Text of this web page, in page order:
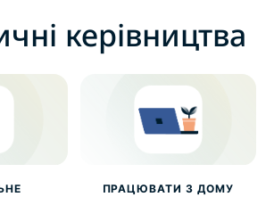
керівництва
ПРАЦЮВАТИ З ДОМУ